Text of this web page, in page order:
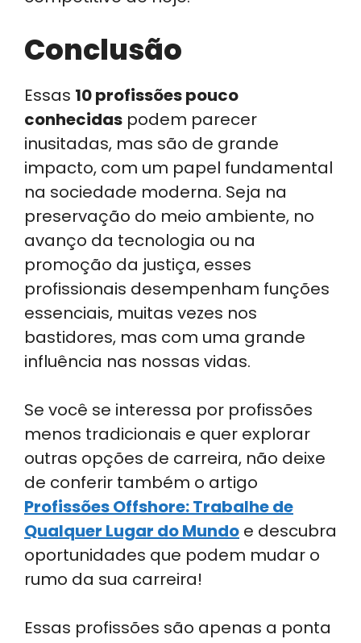
Conclusão
Essas 10 profissões pouco
conhecidas podem parecer
inusitadas, mas são de grande
impacto, com um papel fundamental
na sociedade moderna. Seja na
preservação do meio ambiente, no
avanço da tecnologia ou na
promoção da justiça, esses
profissionais desempenham funções
essenciais, muitas vezes nos
bastidores, mas com uma grande
influência nas nossas vidas.
Se você se interessa por profissões
menos tradicionais e quer explorar
outras opções de carreira, não deixe
de conferir também o artigo
Profissões Offshore: Trabalhe de
Qualquer Lugar do Mundo e descubra
oportunidades que podem mudar o
rumo da sua carreira!
Essas profissões são apenas a ponta